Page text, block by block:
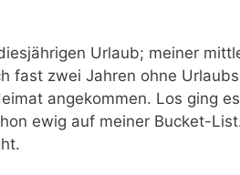
Urlaub; meiner
fast zwei Jahren ohne
angekommen. Los ging
ewig auf meiner Bucket-